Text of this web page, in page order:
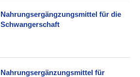
Nahrungsergängzungsmittel für die
Schwangerschaft
Nahrungsergänzungsmittel für